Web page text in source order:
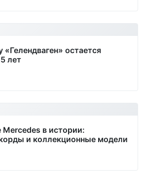
«Гелендваген» остается
лет
в истории:
и коллекционные модели